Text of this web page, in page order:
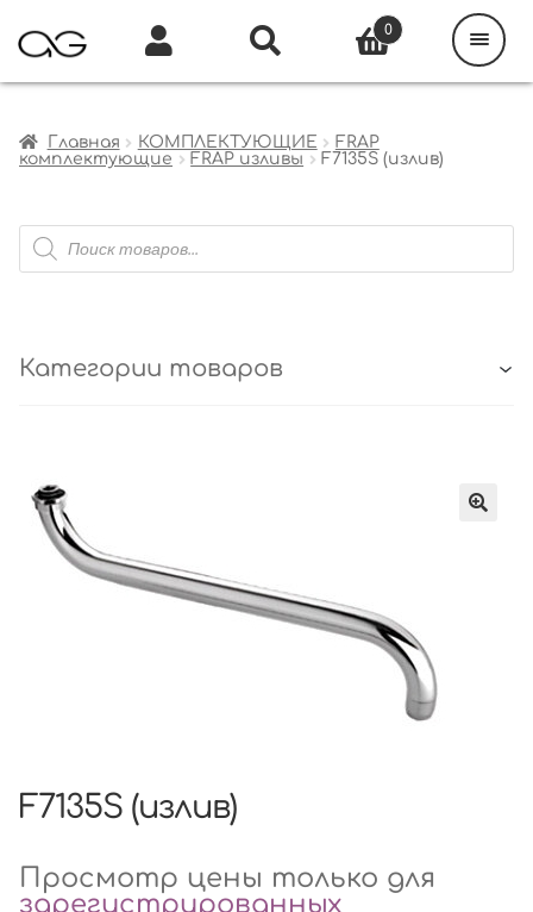
Главная КОМПЛЕКТУЮЩИЕ
FRAP
комплектующие
FRAP изливы F7135S (излив)
Поиск
товаров
Категории товаров
F7135S (излив)
Просмотр цены только для
зарегистрированных
0